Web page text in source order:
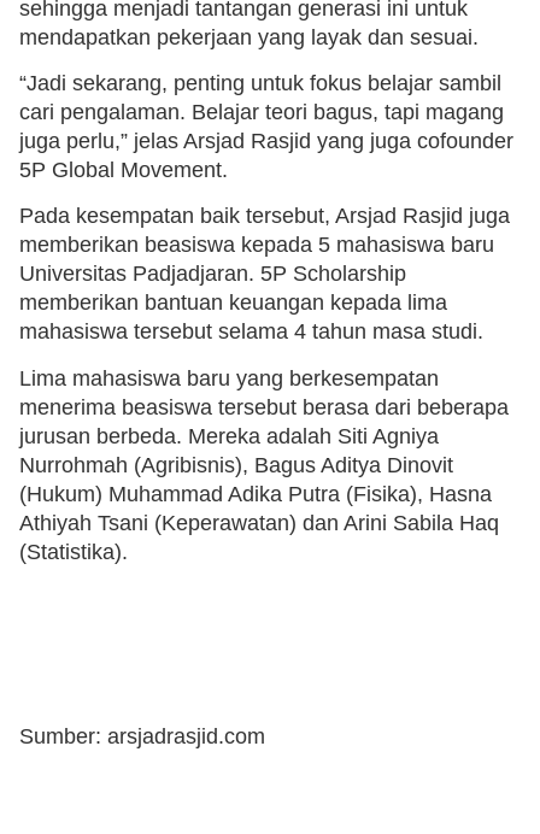
sehingga menjadi tantangan generasi ini untuk
mendapatkan pekerjaan yang layak dan sesuai.
“Jadi sekarang, penting untuk fokus belajar sambil
cari pengalaman. Belajar teori bagus, tapi magang
juga perlu,” jelas Arsjad Rasjid yang juga cofounder
5P Global Movement.
Pada kesempatan baik tersebut, Arsjad Rasjid juga
memberikan beasiswa kepada 5 mahasiswa baru
Universitas Padjadjaran. 5P Scholarship
memberikan bantuan keuangan kepada lima
mahasiswa tersebut selama 4 tahun masa studi.
Lima mahasiswa baru yang berkesempatan
menerima beasiswa tersebut berasa dari beberapa
jurusan berbeda. Mereka adalah Siti Agniya
Nurrohmah (Agribisnis), Bagus Aditya Dinovit
(Hukum) Muhammad Adika Putra (Fisika), Hasna
Athiyah Tsani (Keperawatan) dan Arini Sabila Haq
(Statistika).
Sumber: arsjadrasjid.com